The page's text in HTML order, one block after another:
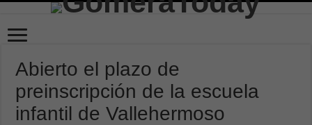
Abierto el plazo de
preinscripción de la escuela
infantil de Vallehermoso